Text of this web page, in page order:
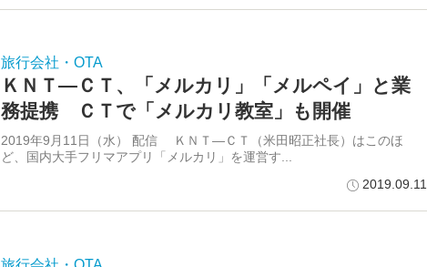
旅行会社・OTA
ＫＮＴ―ＣＴ、「メルカリ」「メルペイ」と業
務提携 ＣＴで「メルカリ教室」も開催
2019年9月11日（水） 配信 ＫＮＴ―ＣＴ（米田昭正社長）はこのほ
ど、国内大手フリマアプリ「メルカリ」を運営す...
2019.09.11